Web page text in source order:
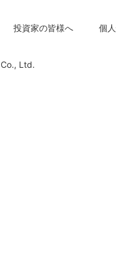
投資家の皆様へ 個
Ltd.